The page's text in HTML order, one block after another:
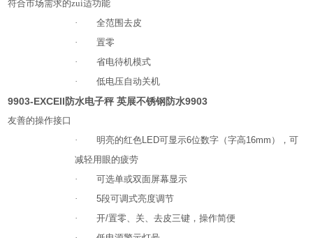
符合市场需求的zui适功能
·全范围去皮
·置零
·省电待机模式
·低电压自动关机
9903-EXCEll防水电子秤 英展不锈钢防水9903
友善的操作接口
·明亮的红色LED可显示6位数字（字高16mm ），可
减轻用眼的疲劳
·可选单或双面屏幕显示
·5段可调式亮度调节
·开/置零、关、去皮三键，操作简便